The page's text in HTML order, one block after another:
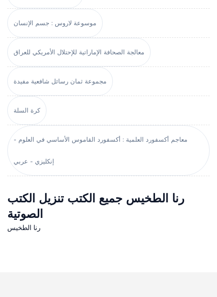
موسوعة لاروس : جسم الإنسان
معالجة الصحافة الإماراتية للإحتلال الأمريكي للعراق
مجموعة ثمان رسائل شافعية مفيدة
كرة السلة
معاجم أكسفورد العلمية : أكسفورد القاموس الأساسي في العلوم -
إنكليزي - عربي
رنا الطخيس جميع الكتب تنزيل الكتب
الصوتية
رنا الطخيس